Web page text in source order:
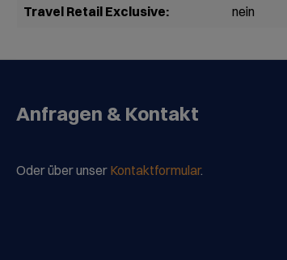
Travel Retail Exclusive:
nein
Anfragen & Kontakt
Oder über unser Kontaktformular.